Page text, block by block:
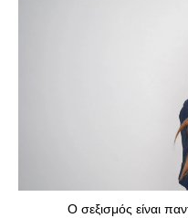
Ο σεξισμός είναι